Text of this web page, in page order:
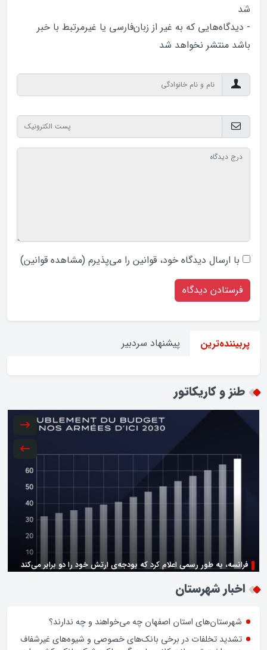
شد
- دیدگاه‌هایی که به غیر از زبان‌فارسی یا غیرمرتبط با خبر
باشد منتشر نخواهد‌ شد
با ارسال دیدگاه‌ خود، قوانین را می‌پذیرم (مشاهده قوانین)
پربیننده‌ترین پیشنهاد سردبیر
طنز و کاریکاتور
زن اگر خوب باشه یه زندگی حالش خوبه/روز زن مبارک
اخبار شهرستان